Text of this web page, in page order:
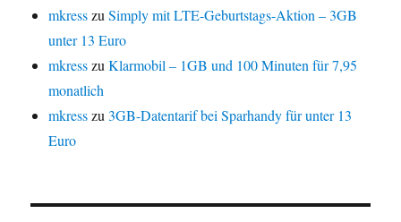
mkresszuSimply mit LTE-Geburtstags-Aktion – 3GB
unter 13 Euro
mkresszuKlarmobil – 1GB und 100 Minuten für 7,95
monatlich
mkresszu3GB-Datentarif bei Sparhandy für unter 13
Euro